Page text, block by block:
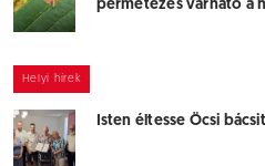
permetezés várható a
Helyi hírek
Isten éltesse Öcsi bácsit